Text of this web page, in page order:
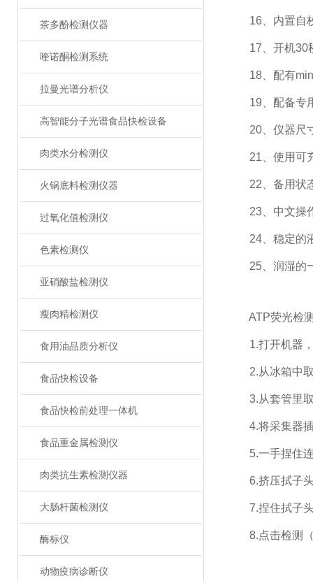
茶多酚检测仪器
喹诺酮检测系统
拉曼光谱分析仪
高智能分子光谱食品快检设备
肉类水分检测仪
火锅底料检测仪器
过氧化值检测仪
色素检测仪
亚硝酸盐检测仪
瘦肉精检测仪
食用油品质分析仪
食品快检设备
食品快检前处理一体机
食品重金属检测仪
肉类抗生素检测仪器
大肠杆菌检测仪
酶标仪
动物疫病诊断仪
16、内置自
17、开机30
18、配有
19、配备专用
20、仪器尺寸
21、使用可充
22、备用状
23、中文操
24、稳定的
25、润湿的
ATP荧光检测
1.打开机器，
2.从冰箱中取
3.从套管里取
4.将采集器插
5.一手捏住连
6.挤压拭子头3
7.捏住拭子头
8.点击检测（